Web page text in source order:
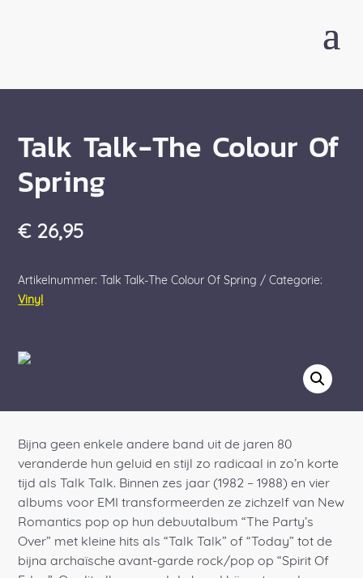
Talk Talk-The Colour Of
Spring
€26,95
Artikelnummer: Talk Talk-The Colour Of Spring
Categorie:
Vinyl
Bijna geen enkele andere band uit de jaren 80
veranderde hun geluid en stijl zo radicaal in zo’n korte
tijd als Talk Talk. Binnen zes jaar (1982 – 1988) en vier
albums voor EMI transformeerden ze zichzelf van New
Romantics pop op hun debuutalbum “The Party’s
Over” met kleine hits als “Talk Talk” of “Today” tot de
bijna archaïsche avant-garde rock/pop op “Spirit Of